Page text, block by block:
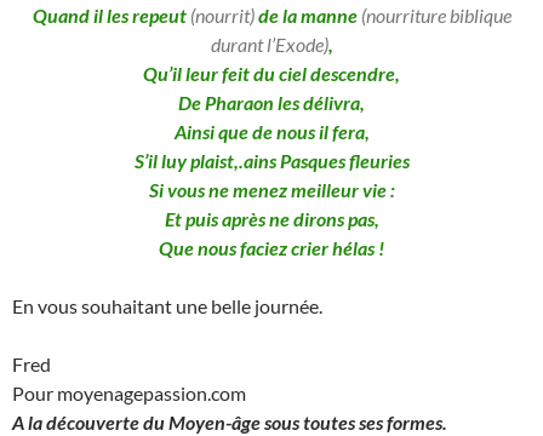
Quand il les repeut (nourrit)de la manne (nourriture biblique
durant l’Exode),
Qu’il leur feit du ciel descendre,
De Pharaon les délivra,
Ainsi que de nous il fera,
S’il luy plaist,.ains Pasques fleuries
Si vous ne menez meilleur vie :
Et puisaprès ne dirons pas,
Que nous faciez crier hélas !
En vous souhaitant une belle journée.
Fred
Pour moyenagepassion.com
A la découverte du Moyen-âge sous toutes ses formes.